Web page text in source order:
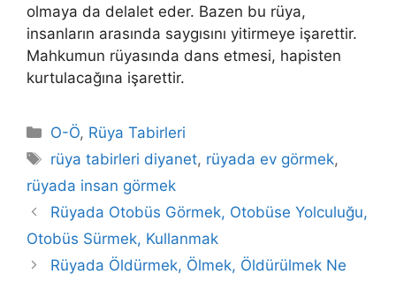
olmaya da delalet eder. Bazen bu rüya,
insanların arasında saygısını yitirmeye işarettir.
Mahkumun rüyasında dans etmesi, hapisten
kurtulacağına işarettir.
Kategoriler
O-Ö, Rüya Tabirleri
Etiketler
rüya tabirleri diyanet, rüyada ev görmek,
rüyada insan görmek
Rüyada Otobüs Görmek, Otobüse Yolculuğu,
Otobüs Sürmek, Kullanmak
Rüyada Öldürmek, Ölmek, Öldürülmek Ne